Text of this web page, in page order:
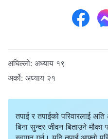
अघिल्लो: अध्याय १९
अर्को: अध्याय २१
तपाई र तपाईको परिवारलाई
बिना सुन्दर जीवन बिताउने मौका